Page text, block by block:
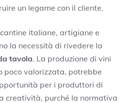
un legame con il cliente.
italiane, artigiane e
la necessità di rivedere la
tavola. La produzione di vini
poco valorizzata, potrebbe
per i produttori di
creatività, purché la normativa